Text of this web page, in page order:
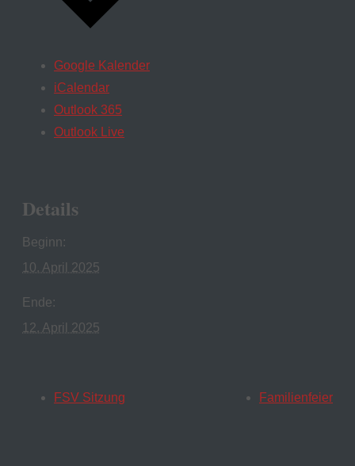
Google Kalender
iCalendar
Outlook 365
Outlook Live
Details
Beginn:
10. April 2025
Ende:
12. April 2025
FSV Sitzung Familienfeier